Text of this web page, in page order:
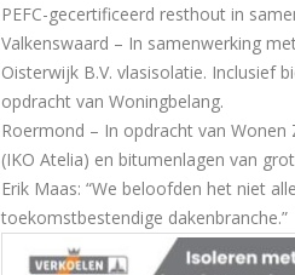
PEFC-gecertificeerd resthout in
Valkenswaard – In samenwerking
Oisterwijk B.V. vlasisolatie. Inclusief
opdracht van Woningbelang.
Roermond – In opdracht van Wonen
(IKO Atelia) en bitumenlagen van
Erik Maas: “We beloofden het niet
toekomstbestendige dakenbranche.”